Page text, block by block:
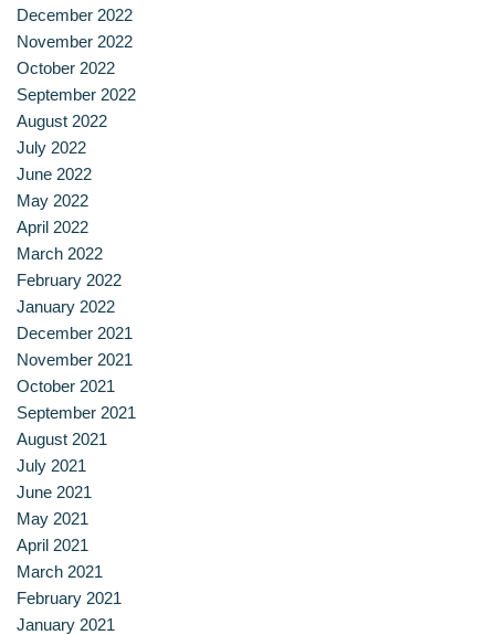
สาขาวิชาการกำหนดและการประกอบอาหาร
สาขาวิชาคหกรรมศาสตร์
สาขาวิชาอุตสาหกรรมการประกอบอาหาร
สาขาวิชาเทคโนโลยีการประกอบอาหารและการบริการ
สาขาวิชาเทคโนโลยีการแปรรูปอาหาร
สาขาวิชาเทคโนโลยีอาหาร
สาขาวิชาโภชนาการและการประกอบอาหาร
สาขาวิชาโภชนาการและการประกอบอาหารเพื่อการสร้างเสริม
สมรรถภาพและการชะลอวัย
หน้าแรก
หลักสูตรอบรมฟรี (Reskill Upskill)
อาหารเพื่อสุขภาพ ดีต่อกายและใจ
December 2022
November 2022
October 2022
September 2022
August 2022
July 2022
June 2022
May 2022
April 2022
March 2022
February 2022
January 2022
December 2021
November 2021
October 2021
September 2021
August 2021
July 2021
June 2021
May 2021
April 2021
March 2021
February 2021
January 2021